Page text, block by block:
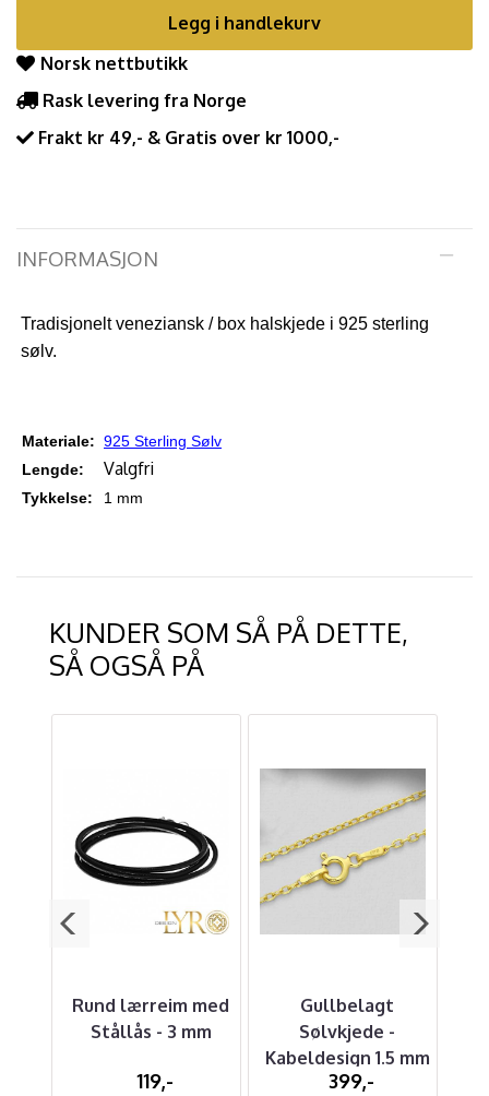
Legg i handlekurv
Norsk nettbutikk
Rask levering fra Norge
Frakt kr 49,- & Gratis over kr 1000,-
INFORMASJON
Tradisjonelt veneziansk / box halskjede i 925 sterling
sølv.
Materiale: 925 Sterling Sølv
Lengde:
Valgfri
Tykkelse: 1 mm
KUNDER SOM SÅ PÅ DETTE,
SÅ OGSÅ PÅ
Rund lærreim med
Stållås - 3 mm
119,-
Gullbelagt
Sølvkjede -
Kabeldesign 1.5 mm
399,-